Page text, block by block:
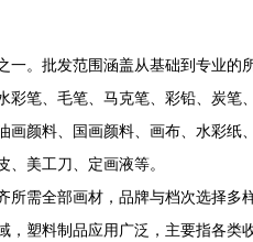
一。批发范围涵盖从基础到专业的
彩笔、毛笔、马克笔、彩铅、炭笔
画颜料、国画颜料、画布、水彩纸
、美工刀、定画液等。
所需全部画材，品牌与档次选择多
，塑料制品应用广泛，主要指各类